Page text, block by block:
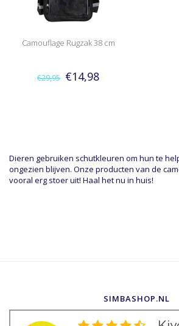
Camouflage Rugzak 38 cm
€29,95 €14,98
Dieren gebruiken schutkleuren om hun te
ongezien blijven. Onze producten van de
vooral erg stoer uit! Haal het nu in huis!
SIMBASHOP.NL